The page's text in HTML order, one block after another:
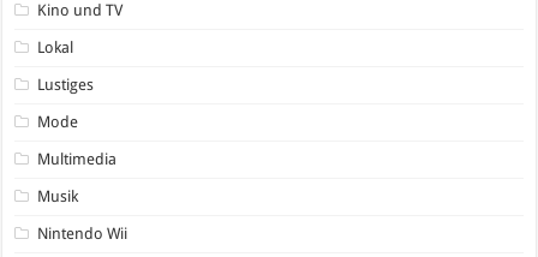
Kino und TV
Lokal
Lustiges
Mode
Multimedia
Musik
Nintendo Wii